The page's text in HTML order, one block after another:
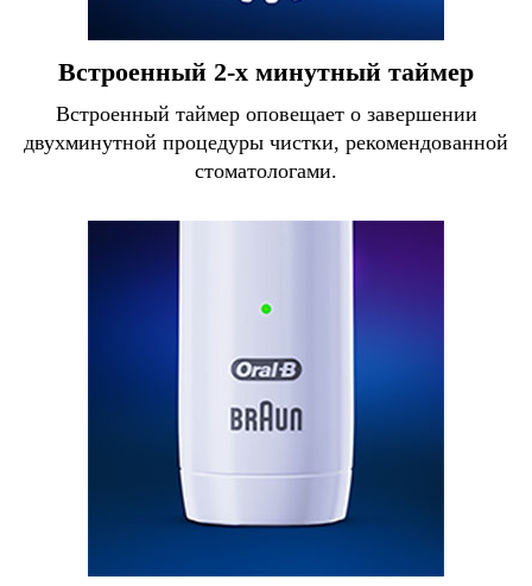
Встроенный 2-х минутный таймер
Встроенный таймер оповещает о завершении
двухминутной процедуры чистки, рекомендованной
стоматологами.